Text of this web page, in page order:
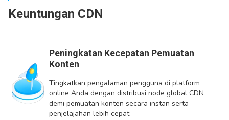
Keuntungan CDN
Peningkatan Kecepatan Pemuatan
Konten
Tingkatkan pengalaman pengguna di platform
online Anda dengan distribusi node global CDN
demi pemuatan konten secara instan serta
penjelajahan lebih cepat.